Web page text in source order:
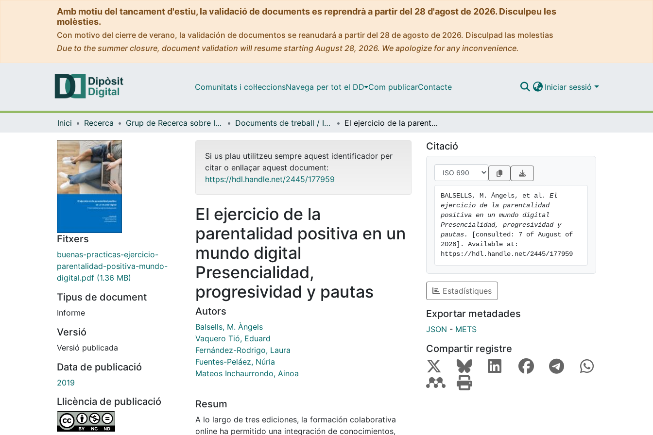
Amb motiu del tancament d'estiu, la validació de documents es reprendrà a partir del 28 d'agost de 2026. Disculpeu les
molèsties.
Con motivo del cierre de verano, la validación de documentos se reanudará a partir del 28 de agosto de 2026. Disculpad las molestias
Due to the summer closure, document validation will resume starting August 28, 2026. We apologize for any inconvenience.
Comunitats i col·leccionsNavega per tot el DD Com publicarContacte Iniciar sessió
Inici Recerca Grup de Recerca sobre Intervencions Socioeducatives en la Infància i la Joventut (GRISIJ) Documents de treball / Informes (Grup de Recerca sobre Intervencions Socioeducatives en la Infància i la Joventut (GRISIJ)) El ejercicio de la parentalidad positiva en un mundo digital Presencialidad, progresividad y pautas
Fitxers
buenas-practicas-ejercicio-
parentalidad-positiva-mundo-
digital.pdf (1.36 MB)
Tipus de document
Informe
Versió
Versió publicada
Data de publicació
2019
Llicència de publicació
Si us plau utilitzeu sempre aquest identificador per
citar o enllaçar aquest document:
https://hdl.handle.net/2445/177959
El ejercicio de la
parentalidad positiva en un
mundo digital
Presencialidad,
progresividad y pautas
Autors
Balsells, M. Àngels
Vaquero Tió, Eduard
Fernández-Rodrigo, Laura
Fuentes-Peláez, Núria
Mateos Inchaurrondo, Ainoa
Resum
A lo largo de tres ediciones, la formación colaborativa
online ha permitido una integración de conocimientos,
Citació
BALSELLS, M. Àngels, et al. El
ejercicio de la parentalidad
positiva en un mundo digital
Presencialidad, progresividad y
pautas.
[consulted: 7 of August of
2026]. Available at:
https://hdl.handle.net/2445/177959
Estadístiques
Exportar metadades
JSON - METS
Compartir registre